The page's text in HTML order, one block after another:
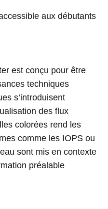
aux débutants
est conçu pour être
techniques
s’introduisent
des flux
colorées rend les
comme les IOPS ou
sont mis en contexte
préalable